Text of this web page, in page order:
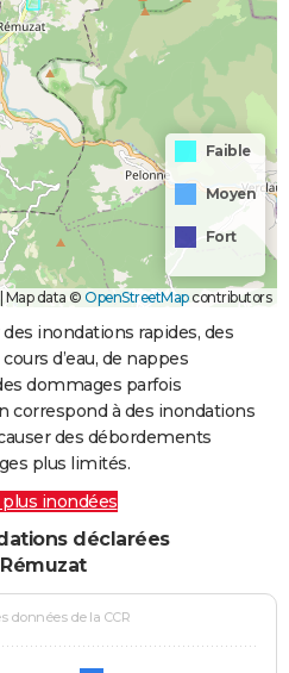
Faible
Moyen
Fort
| Map data © OpenStreetMapcontributors
inondations rapides, des
d’eau, de nappes
dommages parfois
correspond à des inondations
des débordements
plus limités.
inondées
déclarées
données de la CCR